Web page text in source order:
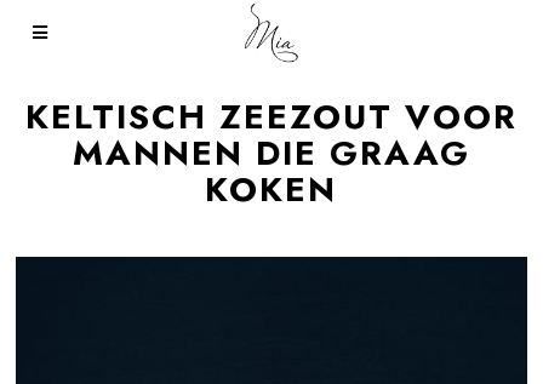
KELTISCH ZEEZOUT VOOR
MANNEN DIE GRAAG
KOKEN